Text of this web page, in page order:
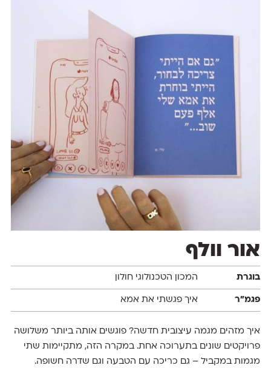
אור וולף
בוגרת המכון הטכנולוגי חולון
פגמ״ר איך פגשתי את אמא
איך מזהים מגמה עיצובית חדשה? פוגשים אותה ביותר משלושה
פרויקטים שונים בתערוכה אחת. במקרה הזה, מתקיימות שתי
מגמות במקביל – גם כריכה עם הטבעה וגם שדרה חשופה.